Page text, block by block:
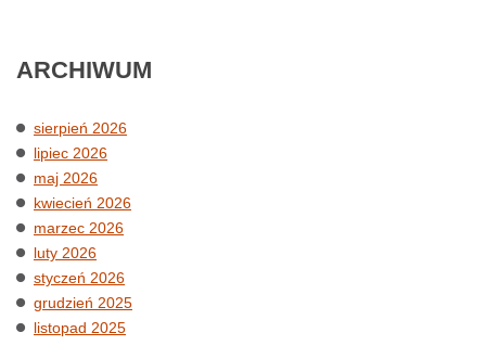
ARCHIWUM
sierpień 2026
lipiec 2026
maj 2026
kwiecień 2026
marzec 2026
luty 2026
styczeń 2026
grudzień 2025
listopad 2025